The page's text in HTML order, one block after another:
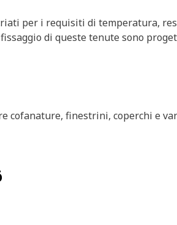
per i requisiti di temperatura,
di queste tenute sono
cofanature, finestrini, coperchi e